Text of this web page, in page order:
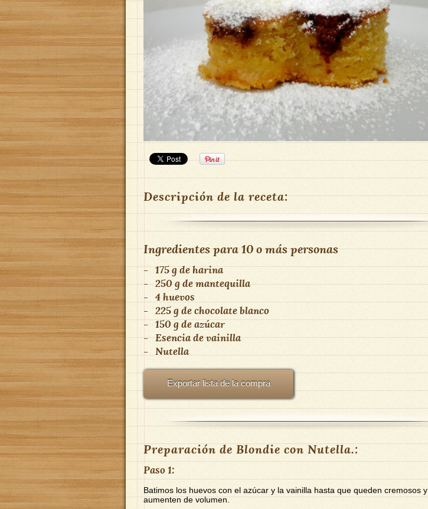
Descripción de la receta:
Ingredientes para10 o más personas
- 175 g de harina
- 250 g de mantequilla
- 4 huevos
- 225 g de chocolate blanco
- 150 g de azúcar
- Esencia de vainilla
- Nutella
Exportar lista de la compra
Preparación de Blondie con Nutella.:
Paso 1:
Batimos los huevos con el azúcar y la vainilla hasta que queden cremosos y
aumenten de volumen.